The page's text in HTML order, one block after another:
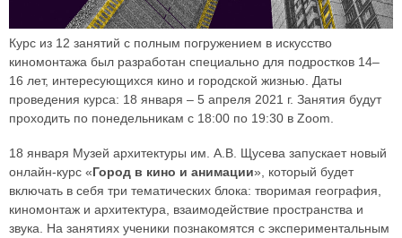
Курс из 12 занятий с полным погружением в искусство
киномонтажа был разработан специально для подростков 14–
16 лет, интересующихся кино и городской жизнью. Даты
проведения курса: 18 января – 5 апреля 2021 г. Занятия будут
проходить по понедельникам с 18:00 по 19:30 в Zoom.
18 января Музей архитектуры им. А.В. Щусева запускает новый
онлайн-курс «Город в кино и анимации», который будет
включать в себя три тематических блока: творимая география,
киномонтаж и архитектура, взаимодействие пространства и
звука. На занятиях ученики познакомятся с экспериментальным